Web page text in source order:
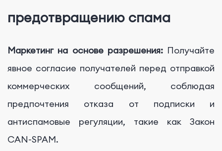
предотвращению спама
Маркетинг на основе разрешения:Получайте
явное согласие получателей перед отправкой
коммерческих сообщений, соблюдая
предпочтения отказа от подписки и
антиспамовые регуляции, такие как Закон
CAN-SPAM.